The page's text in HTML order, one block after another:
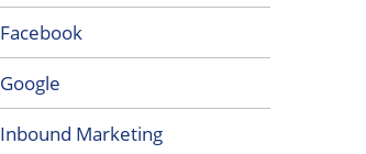
Facebook
Google
Inbound Marketing